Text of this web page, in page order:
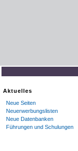
Aktuelles
Neue Seiten
Neuerwerbungslisten
Neue Datenbanken
Führungen und Schulungen